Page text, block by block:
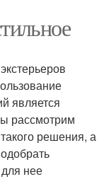
является
рассмотрим
решения, а
нее